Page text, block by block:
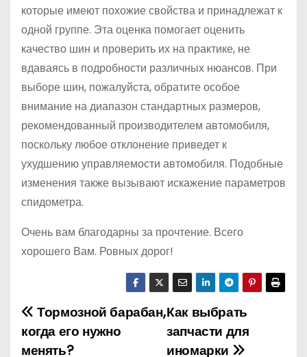
которые имеют похожие свойства и принадлежат к
одной группе. Эта оценка помогает оценить
качество шин и проверить их на практике, не
вдаваясь в подробности различных нюансов. При
выборе шин, пожалуйста, обратите особое
внимание на диапазон стандартных размеров,
рекомендованный производителем автомобиля,
поскольку любое отклонение приведет к
ухудшению управляемости автомобиля. Подобные
изменения также вызывают искажение параметров
спидометра.
Очень вам благодарны за прочтение. Всего
хорошего Вам. Ровных дорог!
Н
а
Как выбрать
запчасти для
иномарки
Тормозной барабан,
когда его нужно
менять?